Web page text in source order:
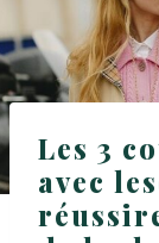
Les 3
avec